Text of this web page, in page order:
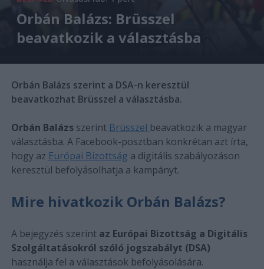
Orbán Balázs: Brüsszel
beavatkozik a választásba
Orbán Balázs szerint a DSA-n keresztül
beavatkozhat Brüsszel a választásba.
Orbán Balázs szerint Brüsszel beavatkozik a magyar
választásba. A Facebook-posztban konkrétan azt írta,
hogy az Európai Bizottság a digitális szabályozáson
keresztül befolyásolhatja a kampányt.
Mire hivatkozik Orbán Balázs?
A bejegyzés szerint az Európai Bizottság a Digitális
Szolgáltatásokról szóló jogszabályt (DSA)
használja fel a választások befolyásolására.